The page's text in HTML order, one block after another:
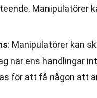
Manipulatörer
: Manipulatörer kan
när ens handlingar
för att få någon att